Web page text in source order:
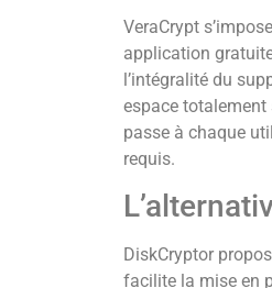
VeraCrypt
application
l’intégralité du
espace totalement
passe à chaque
requis.
DiskCryptor
facilite la mise en